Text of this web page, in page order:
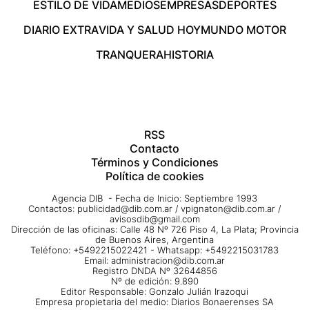
ESTILO DE VIDAMEDIOSEMPRESASDEPORTES
DIARIO EXTRAVIDA Y SALUD HOYMUNDO MOTOR
TRANQUERAHISTORIA
RSS
Contacto
Términos y Condiciones
Política de cookies
Agencia DIB - Fecha de Inicio: Septiembre 1993
Contactos: publicidad@dib.com.ar / vpignaton@dib.com.ar /
avisosdib@gmail.com
Dirección de las oficinas: Calle 48 Nº 726 Piso 4, La Plata; Provincia
de Buenos Aires, Argentina
Teléfono: +5492215022421 - Whatsapp: +5492215031783
Email: administracion@dib.com.ar
Registro DNDA Nº 32644856
Nº de edición: 9.890
Editor Responsable: Gonzalo Julián Irazoqui
Empresa propietaria del medio: Diarios Bonaerenses SA